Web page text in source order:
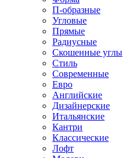
П-образные
Угловые
Прямые
Радиусные
Скошенные углы
Стиль
Современные
Евро
Английские
Дизайнерские
Итальянские
Кантри
Классические
Лофт